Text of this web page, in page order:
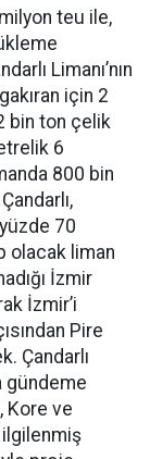
teu ile,
Limanı’nın
için 2
bin ton çelik
6
800 bin
70
olacak liman
İzmir
İzmir’i
Pire
Çandarlı
gündeme
Kore ve